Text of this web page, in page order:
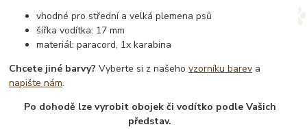
vhodné pro střední a velká plemena psů
šířka vodítka: 17 mm
materiál: paracord, 1x karabina
Chcete jiné barvy? Vyberte si z našehovzorníku barev a
napište nám.
Po dohodě lze vyrobit obojek či vodítko podle Vašich
představ.